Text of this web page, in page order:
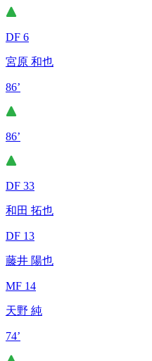
DF 6
宮原 和也
86’
86’
DF 33
和田 拓也
DF 13
藤井 陽也
MF 14
天野 純
74’